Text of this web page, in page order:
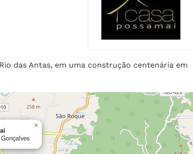
das Antas, em uma construção centenária em
×